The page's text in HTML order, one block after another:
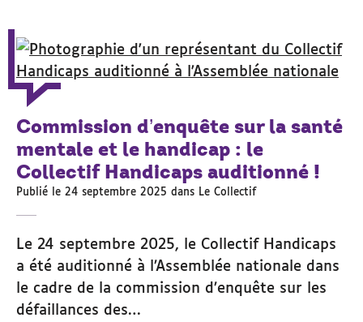
Commission d’enquête sur la santé
mentale et le handicap : le
Collectif Handicaps auditionné !
Publié le 24 septembre 2025 dans Le Collectif
Le 24 septembre 2025, le Collectif Handicaps
a été auditionné à l’Assemblée nationale dans
le cadre de la commission d’enquête sur les
défaillances des…